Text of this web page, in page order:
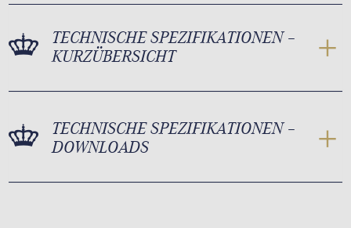
TECHNISCHE SPEZIFIKATIONEN –
KURZÜBERSICHT
TECHNISCHE SPEZIFIKATIONEN –
DOWNLOADS